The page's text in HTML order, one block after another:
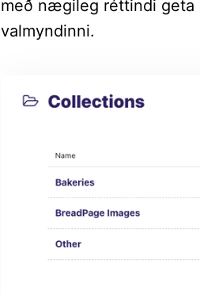
með nægileg réttindi geta
valmyndinni.